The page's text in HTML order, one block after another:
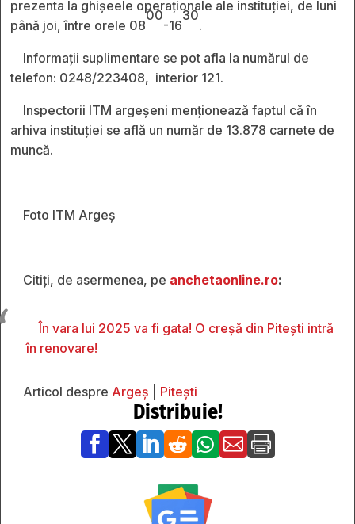
prezenta la ghişeele operaţionale ale instituţiei, de luni
până joi, între orele 08
00
-16
30
.
Informații suplimentare se pot afla la numărul de
telefon: 0248/223408, interior 121.
Inspectorii ITM argeșeni menţionează faptul că în
arhiva instituţiei se află un număr de 13.878 carnete de
muncă.
Foto ITM Argeș
Citiți, de asermenea, pe anchetaonline.ro:
În vara lui 2025 va fi gata! O creșă din Pitești intră
în renovare!
Articol despre Argeș Pitești
Distribuie!
      